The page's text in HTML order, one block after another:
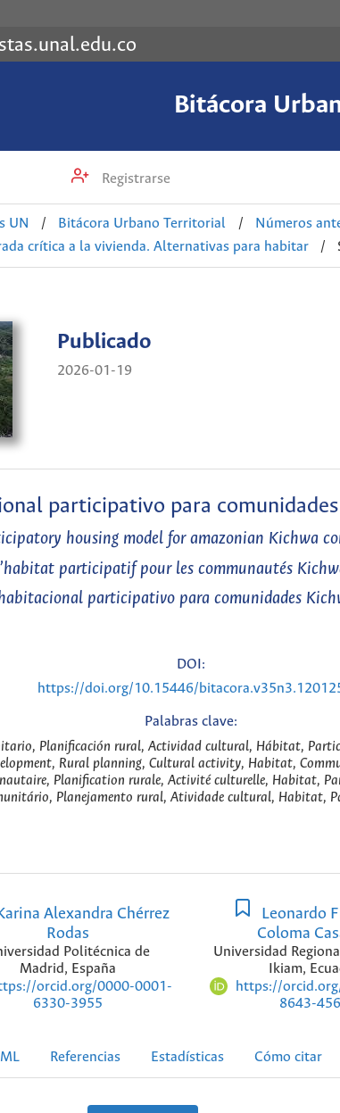
Bitácora
Registrarse
UN / Bitácora Urbano Territorial / Números
crítica a la vivienda. Alternativas para habitar
/
Publicado
2026-01-19
participativo para
housing model for amazonian Kichwa
participatif pour les communautés
participativo para comunidades
DOI:
https://doi.org/10.15446/
Palabras clave:
Planificación rural, Actividad cultural, Hábitat,
Rural planning, Cultural activity, Habitat,
Planification rurale, Activité culturelle, Habitat,
Planejamento rural, Atividade cultural, Habitat,
Alexandra Chérrez
Rodas
Politécnica de
Madrid, España
orcid.org/0000-0001-
6330-3955
Leonardo
Coloma
Universidad
Ikiam,
https://
8643-
Referencias Estadísticas Cómo citar